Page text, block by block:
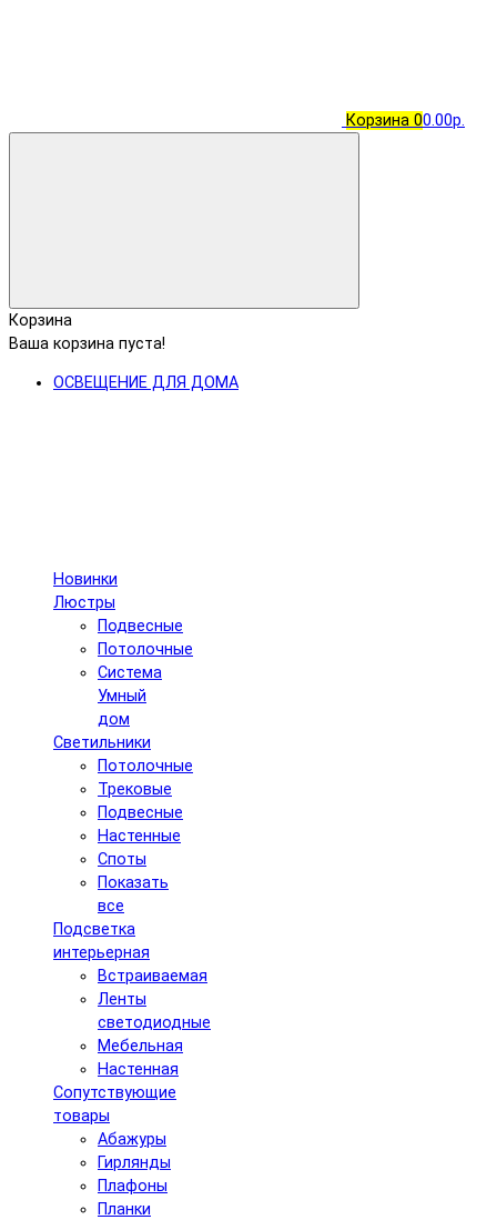
Корзина 00.00р.
Корзина
Ваша корзина пуста!
ОСВЕЩЕНИЕ ДЛЯ ДОМА
Новинки
Люстры
Подвесные
Потолочные
Система
Умный
дом
Светильники
Потолочные
Трековые
Подвесные
Настенные
Споты
Показать
все
Подсветка
интерьерная
Встраиваемая
Ленты
светодиодные
Мебельная
Настенная
Сопутствующие
товары
Абажуры
Гирлянды
Плафоны
Планки